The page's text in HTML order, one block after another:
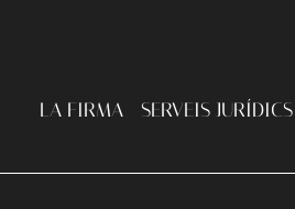
LA FIRMA SERVEIS JURÍDICS